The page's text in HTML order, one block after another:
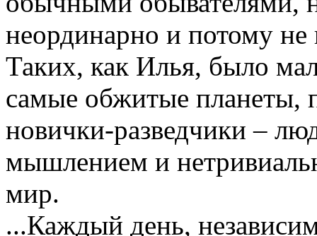
неординарно и потому не
Таких, как Илья, было
самые обжитые планеты,
новички-разведчики –
мышлением и
мир.
...Каждый день,